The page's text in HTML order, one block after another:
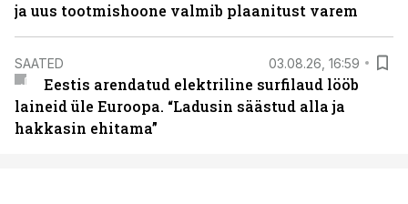
ja uus tootmishoone valmib plaanitust varem
SAATED 03.08.26, 16:59
Eestis arendatud elektriline surfilaud lööb
laineid üle Euroopa. “Ladusin säästud alla ja
hakkasin ehitama”